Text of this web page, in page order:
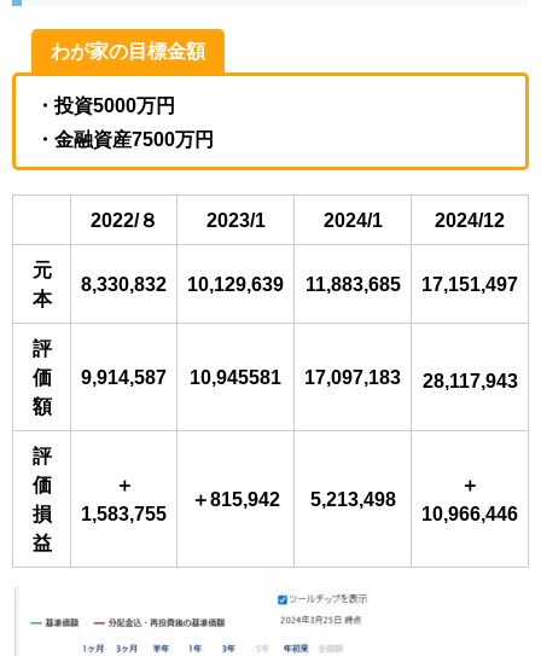
わが家の目標金額
・投資5000万円
・金融資産7500万円
2022/８ 2023/1 2024/1 2024/12
元
本
8,330,832 10,129,639 11,883,685 17,151,497
評
価
額
9,914,587 10,945581 17,097,183 28,117,943
評
価
損
益
＋
1,583,755
＋815,942 5,213,498
＋
10,966,446